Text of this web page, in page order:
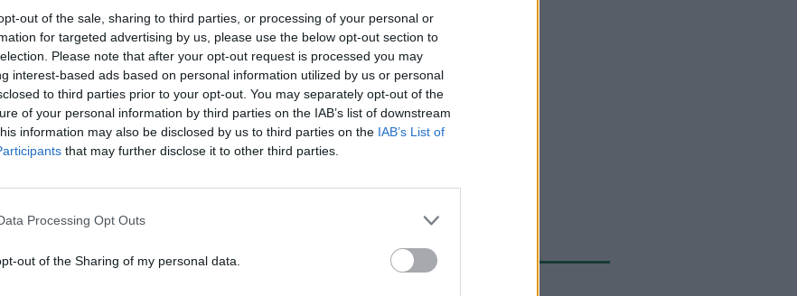
out of the sale, sharing to third parties, or processing of your personal or
for targeted advertising by us, please use the below opt-out section to
Please note that after your opt-out request is processed you may
interest-based ads based on personal information utilized by us or personal
to third parties prior to your opt-out. You may separately opt-out of the
of your personal information by third parties on the IAB’s list of downstream
information may also be disclosed by us to third parties on the IAB’s List of
that may further disclose it to other third parties.
Processing Opt Outs
out of the Sharing of my personal data.
lösning skulle minska sårbarheten som
en enda teknisk plattform för kritisk infrastruktur.
kommande digitala plånbok, är på plats måste
ska behöva stå utanför